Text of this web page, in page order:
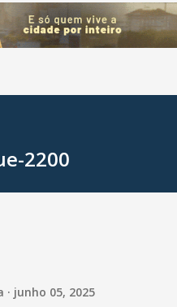
2200
junho 05, 2025